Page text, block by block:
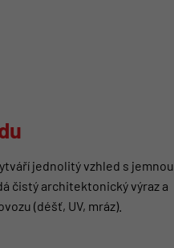
jednolitý vzhled s jemnou
čistý architektonický výraz a
(déšť, UV, mráz).